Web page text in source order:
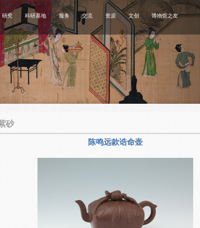
研究 科研基地 服务 交流 资源 文创 博物馆之友
砂
陈鸣远款诰命壶